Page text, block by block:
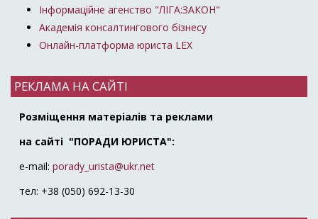
Інформаційне агенство "ЛІГА:ЗАКОН"
Академія консалтингового бізнесу
Онлайн-платформа юриста LEX
РЕКЛАМА НА САЙТІ
Розміщення матеріалів та реклами
на сайті "ПОРАДИ ЮРИСТА":
e-mail: porady_urista@ukr.net
тел: +38 (050) 692-13-30